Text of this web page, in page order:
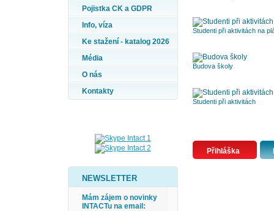
Pojistka CK a GDPR
Info, víza
Ke stažení - katalog 2026
Média
O nás
Kontakty
NEWSLETTER
Mám zájem o novinky
INTACTu na email:
Studenti při aktivitách na
Budova školy
Studenti při aktivitách
Přihláška